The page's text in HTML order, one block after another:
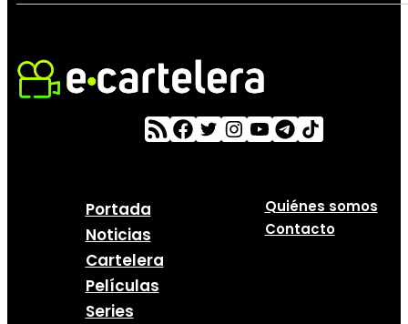
Portada
Noticias
Cartelera
Películas
Series
Quiénes somos
Contacto